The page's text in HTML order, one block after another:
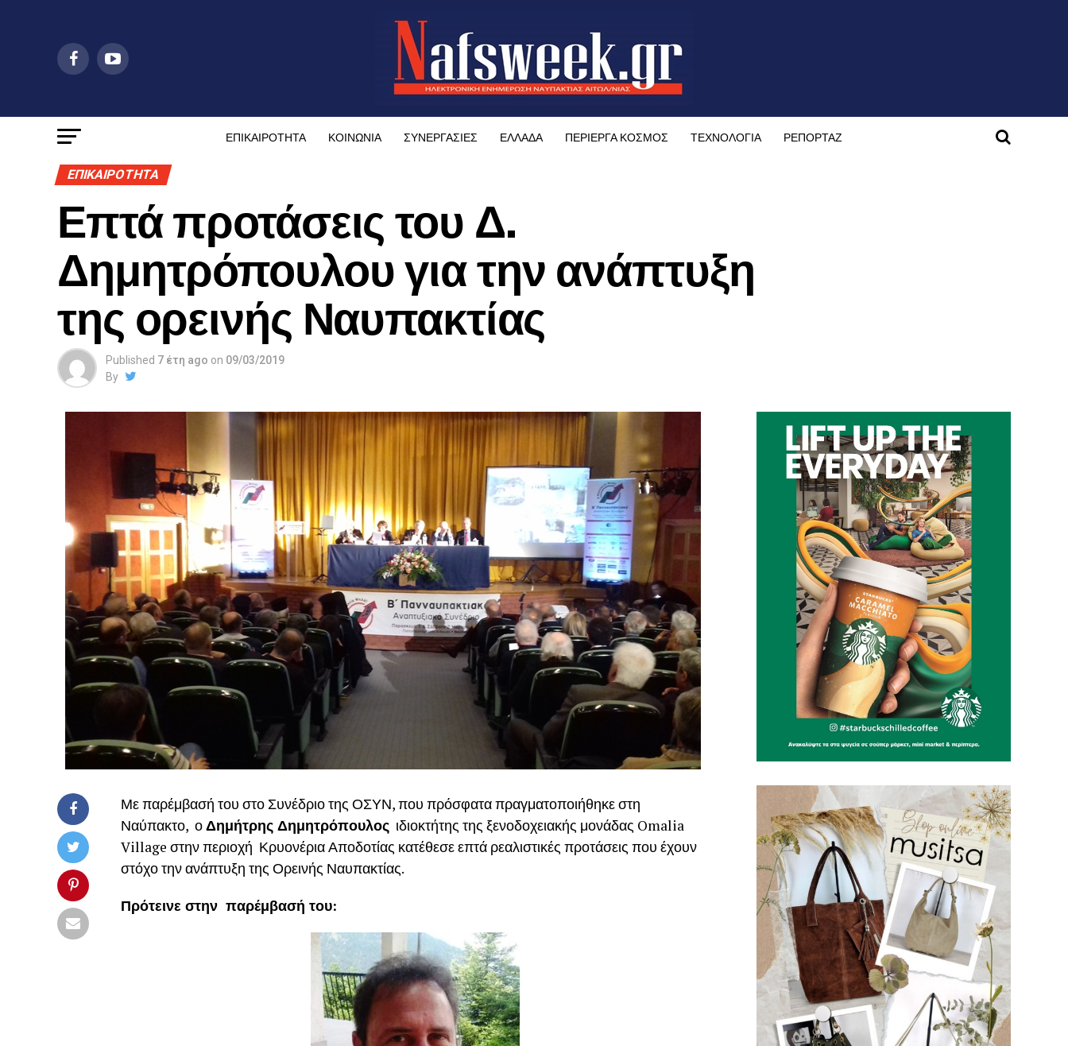
ΕΠΙΚΑΙΡΟΤΗΤΑ ΚΟΙΝΩΝΙΑ ΣΥΝΕΡΓΑΣΙΕΣ ΕΛΛΑΔΑ ΠΕΡΙΕΡΓΑ ΚΟΣΜΟΣ ΤΕΧΝΟΛΟΓΙΑ ΡΕΠΟΡΤΑΖ
ΕΠΙΚΑΙΡΟΤΗΤΑ
Επτά προτάσεις του Δ.
Δημητρόπουλου για την ανάπτυξη
της ορεινής Ναυπακτίας
Published 7 έτη ago on 09/03/2019
By
Με παρέμβασή του στο Συνέδριο της ΟΣΥΝ, που πρόσφατα πραγματοποιήθηκε στη
Ναύπακτο, οΔημήτρης Δημητρόπουλος ιδιοκτήτης της ξενοδοχειακής μονάδας Omalia
Village στην περιοχή Κρυονέρια Αποδοτίας κατέθεσε επτά ρεαλιστικές προτάσεις που έχουν
στόχο την ανάπτυξη της Ορεινής Ναυπακτίας.
Πρότεινε στην παρέμβασή του: